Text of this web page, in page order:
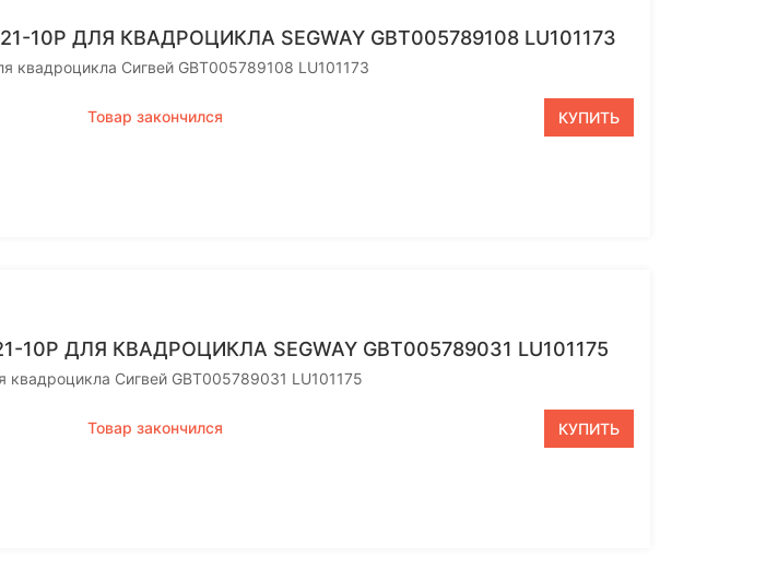
10P ДЛЯ КВАДРОЦИКЛА SEGWAY GBT005789108 LU101173
квадроцикла Сигвей GBT005789108 LU101173
Товар закончился КУПИТЬ
10P ДЛЯ КВАДРОЦИКЛА SEGWAY GBT005789031 LU101175
квадроцикла Сигвей GBT005789031 LU101175
Товар закончился КУПИТЬ